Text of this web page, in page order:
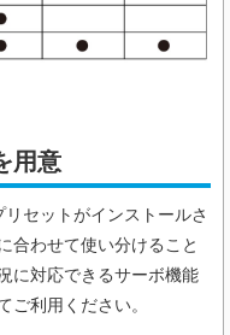
用意
セットがインストールさ
合わせて使い分けること
に対応できるサーボ機能
ご利用ください。